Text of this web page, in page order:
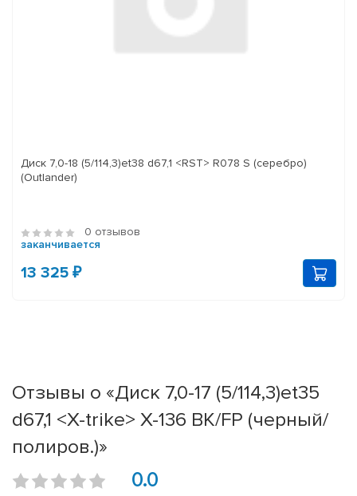
Диск 7,0-18 (5/114,3)et38 d67,1 <RST> R078 S (серебро)
(Outlander)
0 отзывов
заканчивается
13 325 ₽
Отзывы о «Диск 7,0-17 (5/114,3)et35
d67,1 <X-trike> X-136 BK/FP (черный/
полиров.)»
0.0